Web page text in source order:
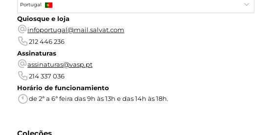
Portugal
Quiosque e loja
infoportugal@mail.salvat.com
212 446 236
Assinaturas
assinaturas@vasp.pt
214 337 036
Horário de funcionamiento
de 2ª a 6ª feira das 9h às 13h e das 14h às 18h.